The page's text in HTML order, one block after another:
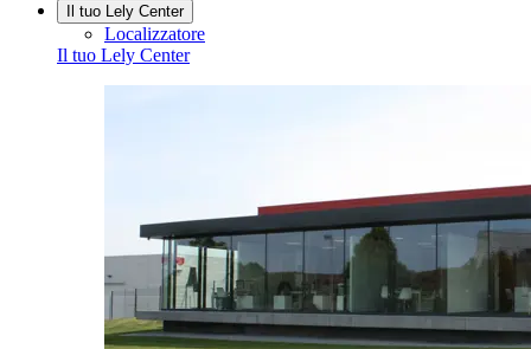
Il tuo Lely Center
Localizzatore
Il tuo Lely Center